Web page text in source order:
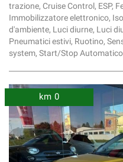
trazione, Cruise Control, ESP,
Immobilizzatore elettronico,
d'ambiente, Luci diurne, Luci
Pneumatici estivi, Ruotino,
system, Start/Stop
km 0